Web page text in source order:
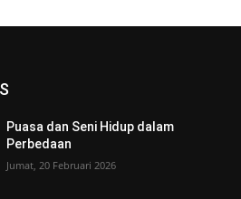
Puasa dan Seni Hidup dalam
Perbedaan
Jumat, 20 Februari 2026